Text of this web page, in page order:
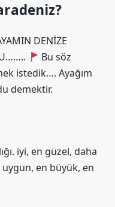
DENİZE
Bu söz
istedik…. Ayağım
demektir.
iyi, en güzel, daha
en büyük, en